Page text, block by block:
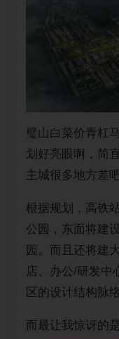
璧山白菜价青杠
划好亮眼啊，简
主城很多地方差
根据规划，高铁
公园，东面将建
园。而且还将建
店、办公/研发中
区的设计结构脉
而最让我惊讶的